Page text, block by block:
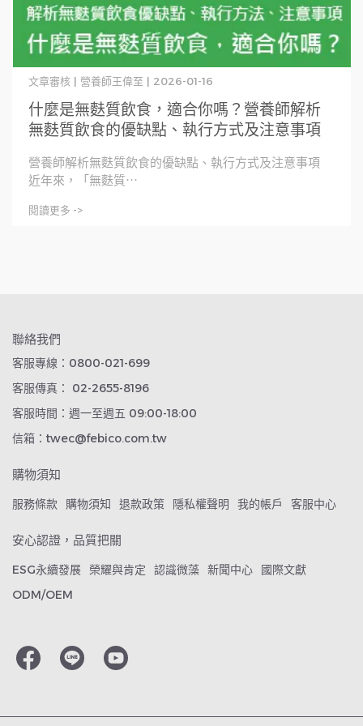
什麼是無麩質飲食，適合你嗎？營養師解析
無麩質飲食的優缺點、執行方式及注意事項
文章審核 | 營養師王偉至 | 2026-01-16
營養師解析無麩質飲食的優缺點、執行方式及注意事項
近年來，「無麩質⋯
閱讀更多 ->
聯絡我們
客服專線：0800-021-699
客服傳真： 02-2655-8196
客服時間：週一至週五 09:00-18:00
信箱：twec@febico.com.tw
購物須知
服務條款 購物須知 退款政策 隱私權聲明 我的帳戶 客服中心
安心認證，品質把關
ESG永續發展 榮耀與肯定 認識微藻 新聞中心
國際文獻
ODM/OEM